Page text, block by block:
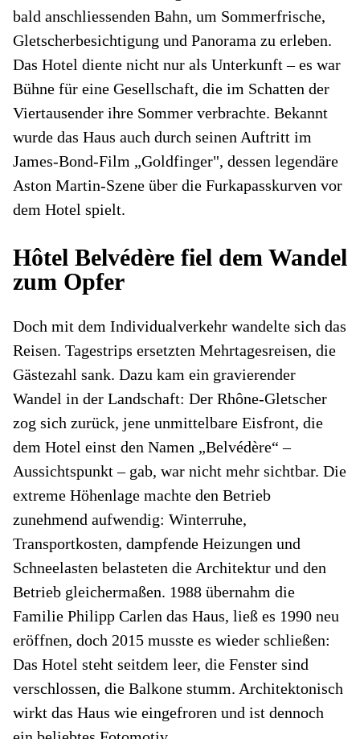
bald anschliessenden Bahn, um Sommerfrische,
Gletscher­besichtigung und Panorama zu erleben.
Das Hotel diente nicht nur als Unterkunft – es war
Bühne für eine Gesellschaft, die im Schatten der
Viertausender ihre Sommer verbrachte. Bekannt
wurde das Haus auch durch seinen Auftritt im
James-Bond-Film „Goldfinger", dessen legendäre
Aston Martin-Szene über die Furkapass­kurven vor
dem Hotel spielt.
Hôtel Belvédère fiel dem Wandel
zum Opfer
Doch mit dem Individualverkehr wandelte sich das
Reisen. Tagestrips ersetzten Mehrtages­reisen, die
Gästezahl sank. Dazu kam ein gravierender
Wandel in der Landschaft: Der Rhône-Gletscher
zog sich zurück, jene unmittelbare Eisfront, die
dem Hotel einst den Namen „Belvédère“ –
Aussichtspunkt – gab, war nicht mehr sichtbar. Die
extreme Höhenlage machte den Betrieb
zunehmend aufwendig: Winterruhe,
Transportkosten, dampfende Heizungen und
Schnee­lasten belasteten die Architektur und den
Betrieb gleichermaßen. 1988 übernahm die
Familie Philipp Carlen das Haus, ließ es 1990 neu
eröffnen, doch 2015 musste es wieder schließen:
Das Hotel steht seitdem leer, die Fenster sind
verschlossen, die Balkone stumm. Architektonisch
wirkt das Haus wie eingefroren und ist dennoch